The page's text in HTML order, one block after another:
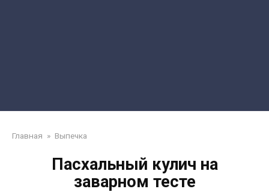
Главная » Выпечка
Пасхальный кулич на
заварном тесте